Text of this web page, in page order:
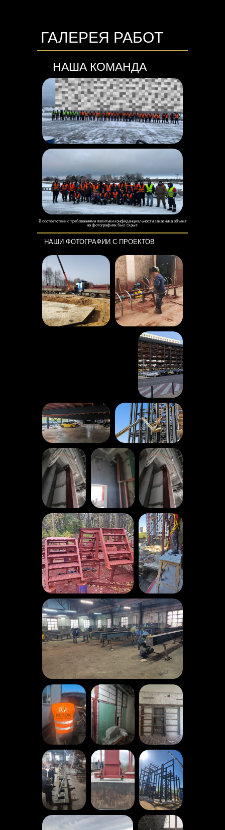
ГАЛЕРЕЯ РАБОТ
НАША КОМАНДА
НАШИ ФОТОГРАФИИ С ПРОЕКТОВ
В соответствии с требованиями политики конфиденциальности заказчика объект
на фотографиях был скрыт.